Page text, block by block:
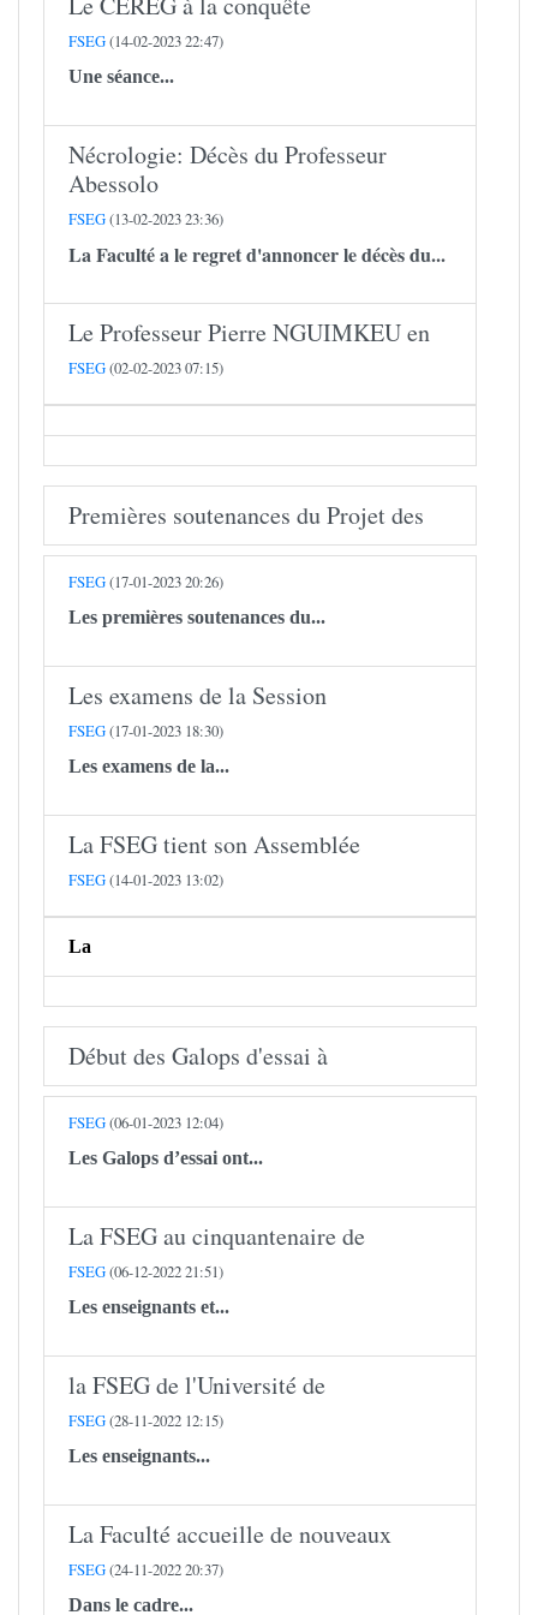
FSEG(14-02-2023 22:47)
Une séance...
Nécrologie: Décès du Professeur
Abessolo
FSEG(13-02-2023 23:36)
La Faculté a le regret d'annoncer le décès du...
Le Professeur Pierre NGUIMKEU en
FSEG(02-02-2023 07:15)
Premières soutenances du Projet des
FSEG(17-01-2023 20:26)
Les premières soutenances du...
Les examens de la Session
FSEG(17-01-2023 18:30)
Les examens de la...
​​​​​​​La FSEG tient son Assemblée
FSEG(14-01-2023 13:02)
La
Début des Galops d'essai à
FSEG(06-01-2023 12:04)
Les Galops d’essai ont...
La FSEG au cinquantenaire de
FSEG(06-12-2022 21:51)
Les enseignants et...
la FSEG de l'Université de
FSEG(28-11-2022 12:15)
Les enseignants...
La Faculté accueille de nouveaux
FSEG(24-11-2022 20:37)
Dans le cadre...